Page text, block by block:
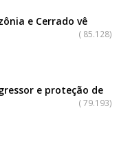
e Cerrado vê
( 85.128)
e proteção de
(79.193)